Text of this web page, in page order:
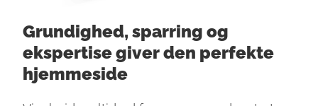
Grundighed, sparring og
ekspertise giver den perfekte
hjemmeside